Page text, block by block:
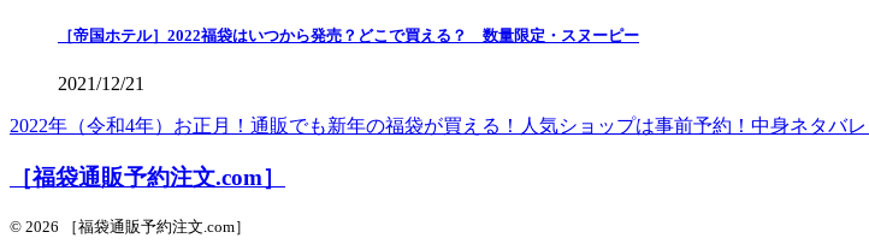
［帝国ホテル］2022福袋はいつから発売？どこで買える？ 数量限定・スヌーピー
2021/12/21
2022年（令和4年）お正月！通販でも新年の福袋が買える！人気ショップは事前予約！中身ネタバレ
［福袋通販予約注文.com］
© 2026 ［福袋通販予約注文.com］